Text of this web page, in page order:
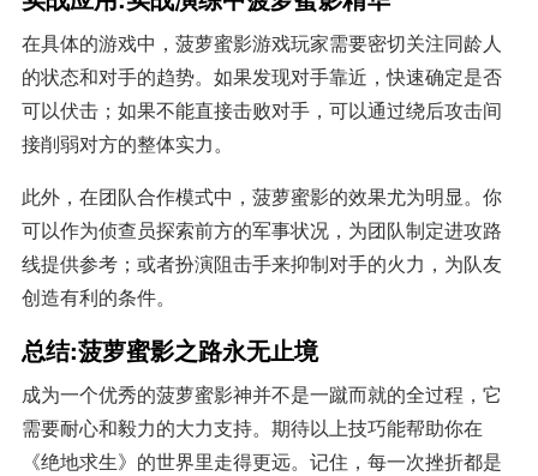
在具体的游戏中，菠萝蜜影游戏玩家需要密切关注同龄人
的状态和对手的趋势。如果发现对手靠近，快速确定是否
可以伏击；如果不能直接击败对手，可以通过绕后攻击间
接削弱对方的整体实力。
此外，在团队合作模式中，菠萝蜜影的效果尤为明显。你
可以作为侦查员探索前方的军事状况，为团队制定进攻路
线提供参考；或者扮演阻击手来抑制对手的火力，为队友
创造有利的条件。
总结:菠萝蜜影之路永无止境
成为一个优秀的菠萝蜜影神并不是一蹴而就的全过程，它
需要耐心和毅力的大力支持。期待以上技巧能帮助你在
《绝地求生》的世界里走得更远。记住，每一次挫折都是